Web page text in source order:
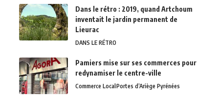
Dans le rétro : 2019, quand Artchoum
inventait le jardin permanent de
Lieurac
DANS LE RÉTRO
Pamiers mise sur ses commerces pour
redynamiser le centre-ville
Commerce Local Portes d’Ariège Pyrénées